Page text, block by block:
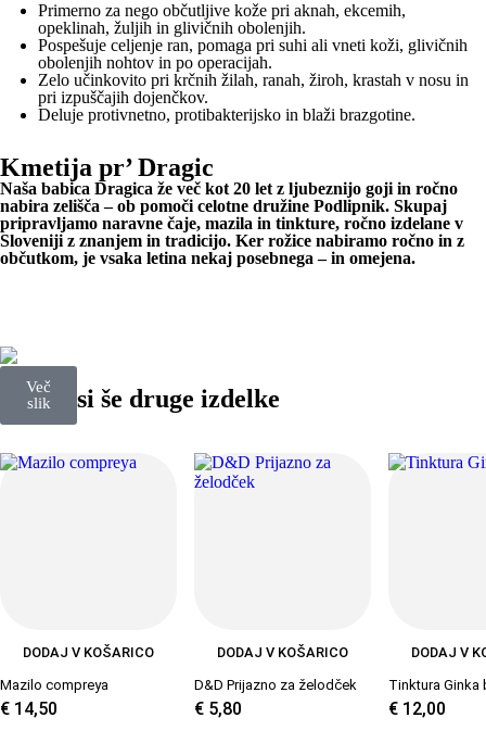
Primerno za nego občutljive kože pri aknah, ekcemih,
opeklinah, žuljih in glivičnih obolenjih.
Pospešuje celjenje ran, pomaga pri suhi ali vneti koži, glivičnih
obolenjih nohtov in po operacijah.
Zelo učinkovito pri krčnih žilah, ranah, žiroh, krastah v nosu in
pri izpuščajih dojenčkov.
Deluje protivnetno, protibakterijsko in blaži brazgotine.
Kmetija pr’ Dragic
Naša babica Dragica že več kot 20 let z ljubeznijo goji in ročno
nabira zelišča – ob pomoči celotne družine Podlipnik. Skupaj
pripravljamo naravne čaje, mazila in tinkture, ročno izdelane v
Sloveniji z znanjem in tradicijo. Ker rožice nabiramo ročno in z
občutkom, je vsaka letina nekaj posebnega – in omejena.
Več
slik
Poglej si še druge izdelke
DODAJ V KOŠARICO
Mazilo compreya
€ 14,50
DODAJ V KOŠARICO
D&D Prijazno za želodček
€ 5,80
DODAJ V
Tinktura Ginka
€ 12,00